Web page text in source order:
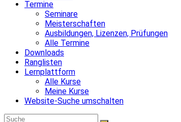
Termine
Seminare
Meisterschaften
Ausbildungen, Lizenzen, Prüfungen
Alle Termine
Downloads
Ranglisten
Lernplattform
Alle Kurse
Meine Kurse
Website-Suche umschalten